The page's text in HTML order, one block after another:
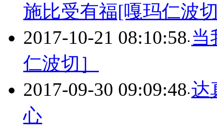
施比受有福[嘎玛仁波
2017-10-21 08:10:58 当
仁波切］
2017-09-30 09:09:48 达
心